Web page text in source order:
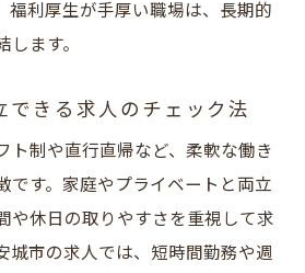
福利厚生が手厚い職場は、長期的
ます。
できる求人のチェック法
ト制や直行直帰など、柔軟な働き
です。家庭やプライベートと両立
や休日の取りやすさを重視して求
城市の求人では、短時間勤務や週